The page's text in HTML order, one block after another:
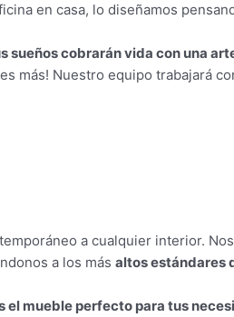
en casa, lo diseñamos
sueños cobrarán vida con una
más! Nuestro equipo trabajará
a cualquier interior.
a los más altos estándares
el mueble perfecto para tus